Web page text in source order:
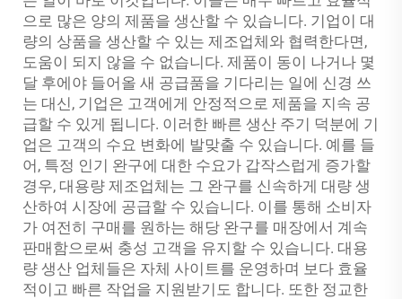
으로 많은 양의 제품을 생산할 수 있습니다. 기업이 대
량의 상품을 생산할 수 있는 제조업체와 협력한다면,
도움이 되지 않을 수 없습니다. 제품이 동이 나거나 몇
달 후에야 들어올 새 공급품을 기다리는 일에 신경 쓰
는 대신, 기업은 고객에게 안정적으로 제품을 지속 공
급할 수 있게 됩니다. 이러한 빠른 생산 주기 덕분에 기
업은 고객의 수요 변화에 발맞출 수 있습니다. 예를 들
어, 특정 인기 완구에 대한 수요가 갑작스럽게 증가할
경우, 대용량 제조업체는 그 완구를 신속하게 대량 생
산하여 시장에 공급할 수 있습니다. 이를 통해 소비자
가 여전히 구매를 원하는 해당 완구를 매장에서 계속
판매함으로써 충성 고객을 유지할 수 있습니다. 대용
량 생산 업체들은 자체 사이트를 운영하며 보다 효율
적이고 빠른 작업을 지원받기도 합니다. 또한 정교한